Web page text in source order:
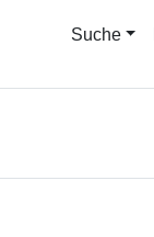
Suche